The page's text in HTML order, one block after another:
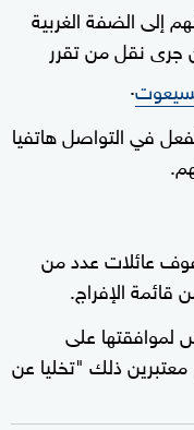
إلى الضفة الغربية
جرى نقل من تقرر
.
في التواصل هاتفيا
عائلات عدد من
قائمة الإفراج.
لموافقتها على
معتبرين ذلك "تخليا عن